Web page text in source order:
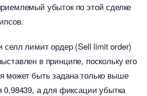
убыток по этой сделке
лимит ордер (Sell limit order)
в принципе, поскольку его
может быть задана только выше
0,98439, а для фиксации убытка